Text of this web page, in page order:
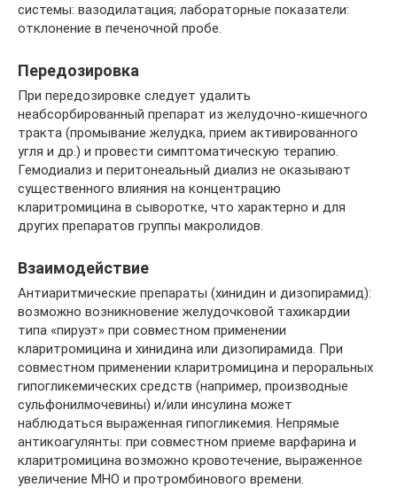
системы: вазодилатация; лабораторные показатели:
отклонение в печеночной пробе.
Передозировка
При передозировке следует удалить
неабсорбированный препарат из желудочно-кишечного
тракта (промывание желудка, прием активированного
угля и др.) и провести симптоматическую терапию.
Гемодиализ и перитонеальный диализ не оказывают
существенного влияния на концентрацию
кларитромицина в сыворотке, что характерно и для
других препаратов группы макролидов.
Взаимодействие
Антиаритмические препараты (хинидин и дизопирамид):
возможно возникновение желудочковой тахикардии
типа «пируэт» при совместном применении
кларитромицина и хинидина или дизопирамида. При
совместном применении кларитромицина и пероральных
гипогликемических средств (например, производные
сульфонилмочевины) и/или инсулина может
наблюдаться выраженная гипогликемия. Непрямые
антикоагулянты: при совместном приеме варфарина и
кларитромицина возможно кровотечение, выраженное
увеличение МНО и протромбинового времени.